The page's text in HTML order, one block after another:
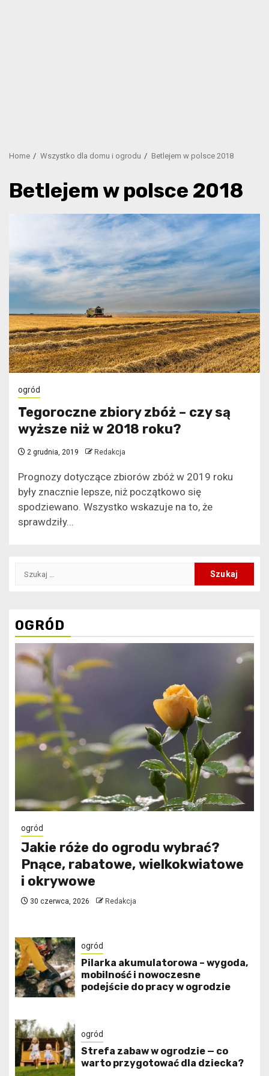
Home Wszystko dla domu i ogrodu Betlejem w polsce 2018
Betlejem w polsce 2018
ogród
Tegoroczne zbiory zbóż – czy są
wyższe niż w 2018 roku?
2 grudnia, 2019 Redakcja
Prognozy dotyczące zbiorów zbóż w 2019 roku
były znacznie lepsze, niż początkowo się
spodziewano. Wszystko wskazuje na to, że
sprawdziły...
Szukaj:
OGRÓD
ogród
Jakie róże do ogrodu wybrać?
Pnące, rabatowe, wielkokwiatowe
i okrywowe
30 czerwca, 2026 Redakcja
ogród
Pilarka akumulatorowa – wygoda,
mobilność i nowoczesne
podejście do pracy w ogrodzie
ogród
Strefa zabaw w ogrodzie — co
warto przygotować dla dziecka?